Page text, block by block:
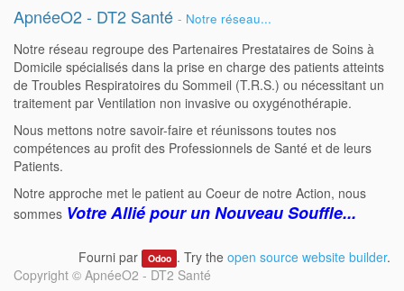
ApnéeO2 - DT2 Santé - Notre réseau...
Notre réseau regroupe des Partenaires Prestataires de Soins à
Domicile spécialisés dans la prise en charge des patients atteints
de Troubles Respiratoires du Sommeil (T.R.S.) ou nécessitant un
traitement par Ventilation non invasive ou oxygénothérapie.
Nous mettons notre savoir-faire et réunissons toutes nos
compétences au profit des Professionnels de Santé et de leurs
Patients.
Notre approche met le patient au Coeur de notre Action, nous
sommes Votre Allié pour un Nouveau Souffle...
Fourni par Odoo . Try the open source website builder.
Copyright © ApnéeO2 - DT2 Santé